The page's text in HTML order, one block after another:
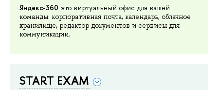
Яндекс-360 это виртуальный офис для вашей
команды: корпоративная почта, календарь, облачное
хранилище, редактор документов и сервисы для
коммуникации.
START EXAM